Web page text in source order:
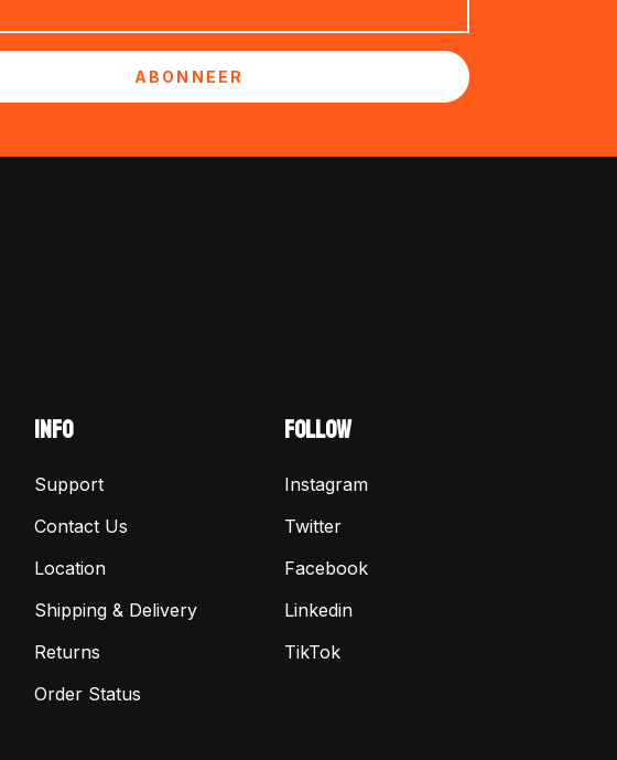
ABONNEER
INFO
Support
Contact Us
Location
Shipping & Delivery
Returns
Order Status
FOLLOW
Instagram
Twitter
Facebook
Linkedin
TikTok